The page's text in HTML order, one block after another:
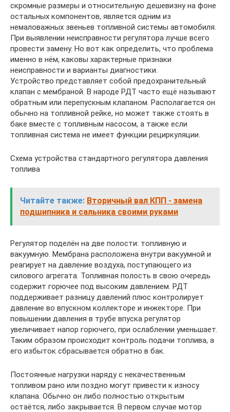
скромные размеры и относительную дешевизну на фоне
остальных компонентов, является одним из
немаловажных звеньев топливной системы автомобиля.
При выявлении неисправности регулятора лучше всего
провести замену. Но вот как определить, что проблема
именно в нём, каковы характерные признаки
неисправности и варианты диагностики.
Устройство представляет собой предохранительный
клапан с мембраной. В народе РДТ часто ещё называют
обратным или перепускным клапаном. Располагается он
обычно на топливной рейке, но может также стоять в
баке вместе с топливным насосом, а также если
топливная система не имеет функции рециркуляции.
Схема устройства стандартного регулятора давления
топлива
Читайте также: Вторичный вал КПП - замена
подшипника и сальника своими руками
Регулятор поделён на две полости: топливную и
вакуумную. Мембрана расположена внутри вакуумной и
реагирует на давление воздуха, поступающего из
силового агрегата. Топливная полость в свою очередь
содержит горючее под высоким давлением. РДТ
поддерживает разницу давлений плюс контролирует
давление во впускном коллекторе и инжекторе. При
повышении давления в трубе впуска регулятор
увеличивает напор горючего, при ослаблении уменьшает.
Таким образом происходит контроль подачи топлива, а
его избыток сбрасывается обратно в бак.
Постоянные нагрузки наряду с некачественным
топливом рано или поздно могут привести к износу
клапана. Обычно он либо полностью открытым
остаётся, либо закрывается. В первом случае мотор